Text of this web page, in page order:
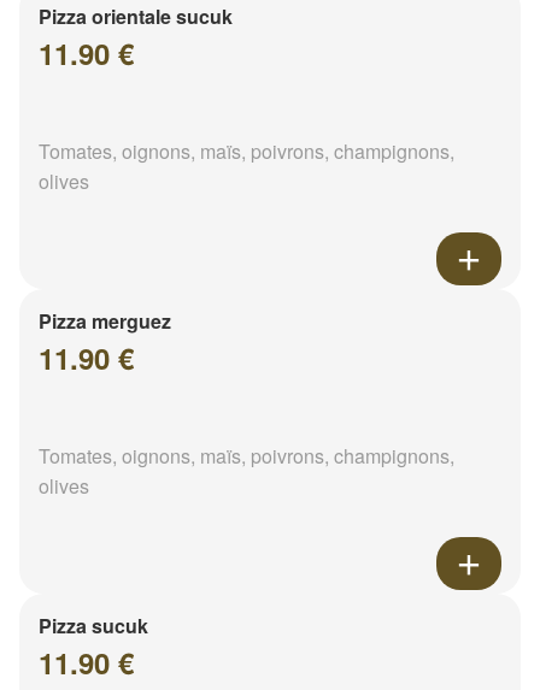
Pizza orientale sucuk
11.90 €
Tomates, oignons, maïs, poivrons, champignons,
olives
Pizza merguez
11.90 €
Tomates, oignons, maïs, poivrons, champignons,
olives
Pizza sucuk
11.90 €